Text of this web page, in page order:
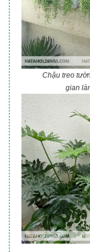
Chậu treo tường
gian